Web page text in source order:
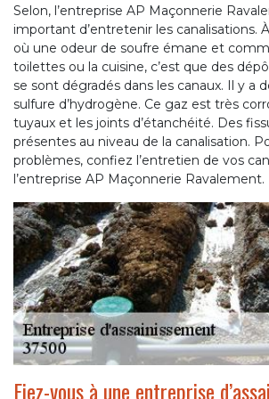
Selon, l’entreprise AP Maçonnerie
important d’entretenir les canalisations.
où une odeur de soufre émane et
toilettes ou la cuisine, c’est que des
se sont dégradés dans les canaux. Il y a
sulfure d’hydrogène. Ce gaz est très
tuyaux et les joints d’étanchéité. Des
présentes au niveau de la canalisation.
problèmes, confiez l’entretien de vos
l’entreprise AP Maçonnerie Ravalement.
Fiez-vous à une entreprise